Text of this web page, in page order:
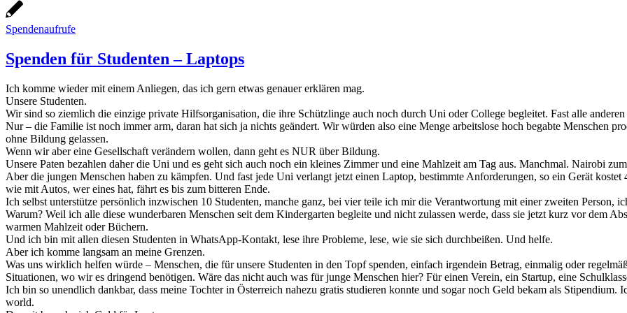
Spendenaufrufe
Spenden für Studenten – Laptops
Ich komme wieder mit einem Anliegen, das ich gern etwas genauer erklären mag.
Unsere Studenten.
Wir sind so ziemlich die einzige private Hilfsorganisation, die ihre Schützlinge auch noch durch Uni oder College begleitet. Fast alle
Nur – die Familie ist noch immer arm, daran hat sich ja nichts geändert. Wir würden also eine Menge arbeitslose hoch begabte Menschen
ohne Bildung gelassen.
Wenn wir aber eine Gesellschaft verändern wollen, dann geht es NUR über Bildung.
Unsere Paten bezahlen daher die Uni und es geht sich auch noch ein kleines Zimmer und eine Mahlzeit am Tag aus. Manchmal. Nairobi
Aber die jungen Menschen haben zu kämpfen. Und fast jede Uni verlangt jetzt einen Laptop, bestimmte Anforderungen, so ein Gerät
wie mit Autos, wer eines hat, fährt es bis zum bitteren Ende.
Ich selbst unterstütze persönlich inzwischen 10 Studenten, manche ganz, bei vier teile ich mir die Verantwortung mit einer zweiten Person,
Warum? Weil ich alle diese wunderbaren Menschen seit dem Kindergarten begleite und nicht zulassen werde, dass sie jetzt kurz vor dem
warmen Mahlzeit oder Büchern.
Und ich bin mit allen diesen Studenten in WhatsApp-Kontakt, lese ihre Probleme, lese, wie sie sich durchbeißen. Und helfe.
Aber ich komme langsam an meine Grenzen.
Was uns wirklich helfen würde – Menschen, die für unsere Studenten in den Topf spenden, einfach irgendein Betrag, einmalig oder
Situationen, wo wir es dringend benötigen. Wäre das nicht auch was für junge Menschen hier? Für einen Verein, ein Startup, eine
Ich bin so unendlich dankbar, dass meine Tochter in Österreich nahezu gratis studieren konnte und sogar noch Geld bekam als
world.